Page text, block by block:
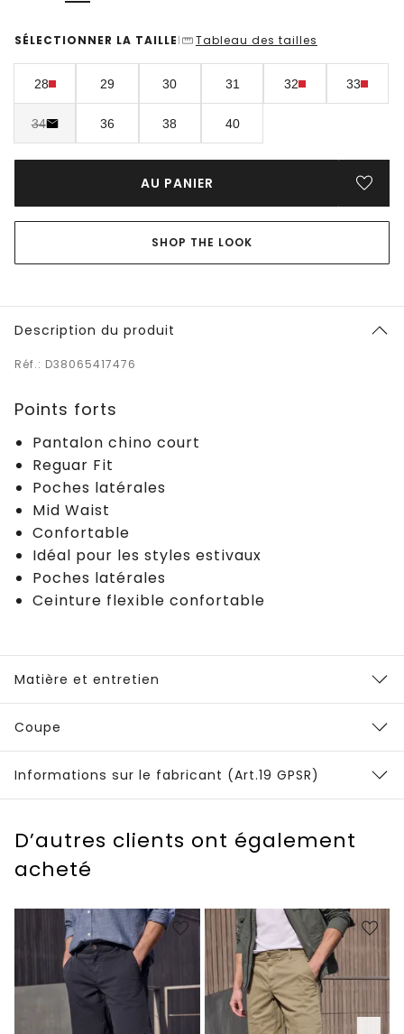
SÉLECTIONNER LA TAILLE | Tableau des tailles
28 29 30 31 32 33
34 36 38 40
AU PANIER
SHOP THE LOOK
Description du produit
Réf.: D38065417476
Points forts
Pantalon chino court
Reguar Fit
Poches latérales
Mid Waist
Confortable
Idéal pour les styles estivaux
Poches latérales
Ceinture flexible confortable
Matière et entretien
Coupe
Informations sur le fabricant (Art.19 GPSR)
D’autres clients ont également
acheté